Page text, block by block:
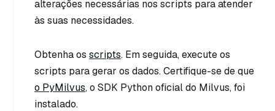
alterações necessárias nos scripts para atender
às suas necessidades.
Obtenha os scripts. Em seguida, execute os
scripts para gerar os dados. Certifique-se de que
o PyMilvus, o SDK Python oficial do Milvus, foi
instalado.